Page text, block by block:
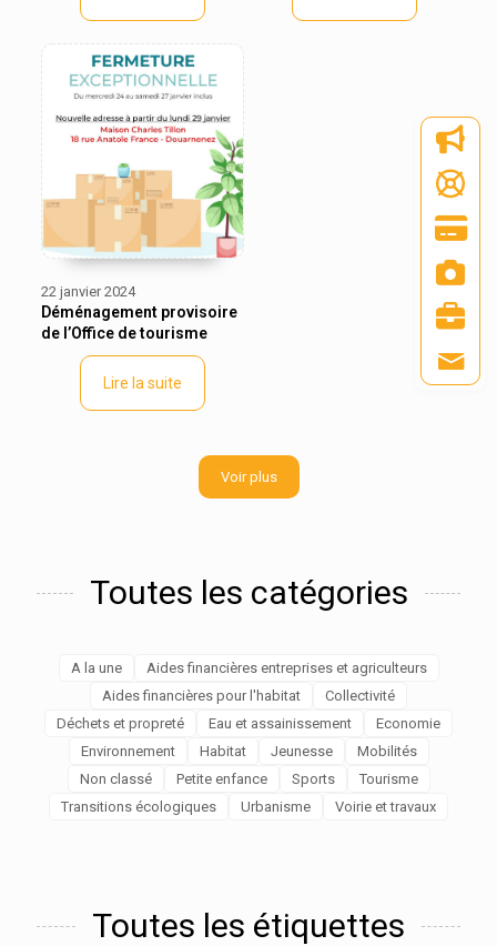
22 janvier 2024
Déménagement provisoire
de l’Office de tourisme
Lire la suite
Voir plus
Toutes les catégories
A la une
Aides financières entreprises et agriculteurs
Aides financières pour l'habitat
Collectivité
Déchets et propreté
Eau et assainissement
Economie
Environnement
Habitat Jeunesse
Mobilités
Non classé
Petite enfance Sports
Tourisme
Transitions écologiques
Urbanisme Voirie et travaux
Toutes les étiquettes